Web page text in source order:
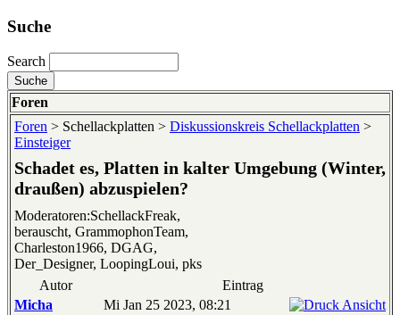
Suche
Search
Foren
Foren > Schellackplatten > Diskussionskreis Schellackplatten >
Einsteiger
Schadet es, Platten in kalter Umgebung (Winter,
draußen) abzuspielen?
Moderatoren:SchellackFreak,
berauscht, GrammophonTeam,
Charleston1966, DGAG,
Der_Designer, LoopingLoui, pks
Autor
Eintrag
Micha
Mi Jan 25 2023, 08:21